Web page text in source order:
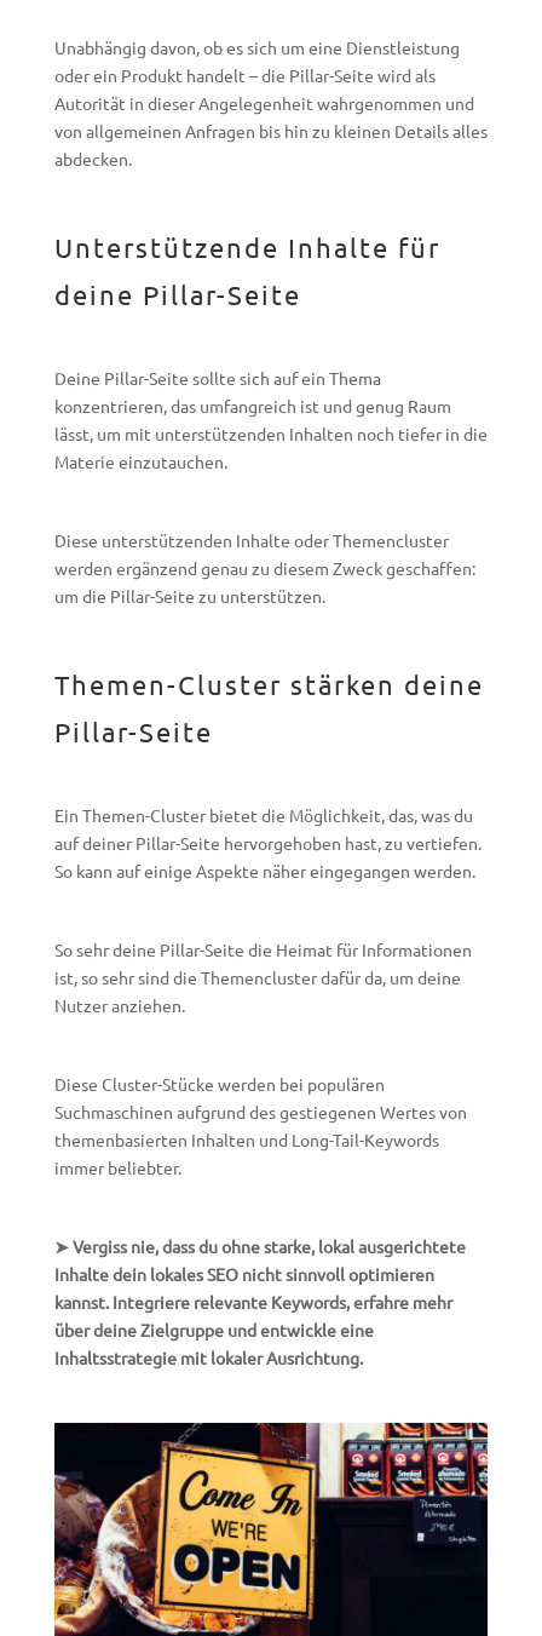
Unabhängig davon, ob es sich um eine Dienstleistung
oder ein Produkt handelt – die Pillar-Seite wird als
Autorität in dieser Angelegenheit wahrgenommen und
von allgemeinen Anfragen bis hin zu kleinen Details alles
abdecken.
Unterstützende Inhalte für
deine Pillar-Seite
Deine Pillar-Seite sollte sich auf ein Thema
konzentrieren, das umfangreich ist und genug Raum
lässt, um mit unterstützenden Inhalten noch tiefer in die
Materie einzutauchen.
Diese unterstützenden Inhalte oder Themencluster
werden ergänzend genau zu diesem Zweck geschaffen:
um die Pillar-Seite zu unterstützen.
Themen-Cluster stärken deine
Pillar-Seite
Ein Themen-Cluster bietet die Möglichkeit, das, was du
auf deiner Pillar-Seite hervorgehoben hast, zu vertiefen.
So kann auf einige Aspekte näher eingegangen werden.
So sehr deine Pillar-Seite die Heimat für Informationen
ist, so sehr sind die Themencluster dafür da, um deine
Nutzer anziehen.
Diese Cluster-Stücke werden bei populären
Suchmaschinen aufgrund des gestiegenen Wertes von
themenbasierten Inhalten und Long-Tail-Keywords
immer beliebter.
➤ Vergiss nie, dass du ohne starke, lokal ausgerichtete
Inhalte dein lokales SEO nicht sinnvoll optimieren
kannst. Integriere relevante Keywords, erfahre mehr
über deine Zielgruppe und entwickle eine
Inhaltsstrategie mit lokaler Ausrichtung.